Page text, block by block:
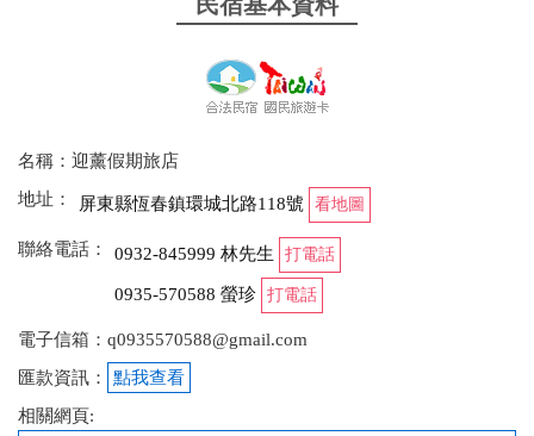
名稱：迎薰假期旅店
地址：
屏東縣恆春鎮環城北路118號 看地圖
聯絡電話： 0932-845999 林先生 打電話
0935-570588 螢珍 打電話
電子信箱：q0935570588@gmail.com
匯款資訊：
點我查看
相關網頁: